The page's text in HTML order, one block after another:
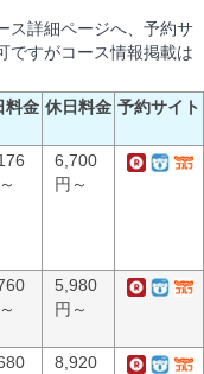
ス詳細ページへ、予約サ
ですがコース情報掲載は
料金 休日料金 予約サイト
6,700
円～
5,980
円～
8,920